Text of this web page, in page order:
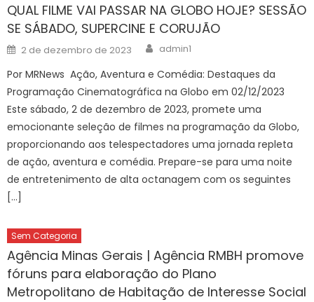
QUAL FILME VAI PASSAR NA GLOBO HOJE? SESSÃO
SE SÁBADO, SUPERCINE E CORUJÃO
Posted
on
2 de dezembro de 2023 Author
admin1
Por MRNews Ação, Aventura e Comédia: Destaques da
Programação Cinematográfica na Globo em 02/12/2023
Este sábado, 2 de dezembro de 2023, promete uma
emocionante seleção de filmes na programação da Globo,
proporcionando aos telespectadores uma jornada repleta
de ação, aventura e comédia. Prepare-se para uma noite
de entretenimento de alta octanagem com os seguintes
[…]
Sem Categoria
Agência Minas Gerais | Agência RMBH promove
fóruns para elaboração do Plano
Metropolitano de Habitação de Interesse Social